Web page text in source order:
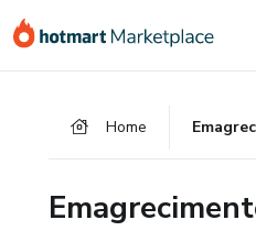
para
para
para
Home